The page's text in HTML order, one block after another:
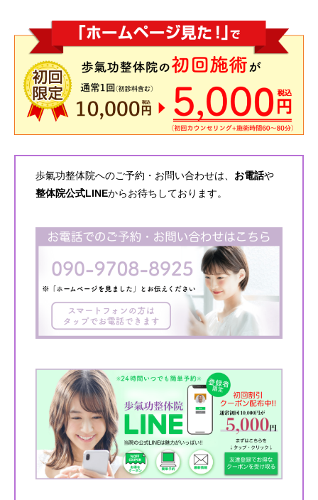
歩氣功整体院へのご予約・お問い合わせは、 お電話や
整体院公式LINEからお待ちしております。